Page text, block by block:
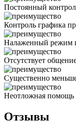
Постоянный
Контроль графика
Налаженный режим
Отсутствует
Существенно
Неотложная
Отзывы